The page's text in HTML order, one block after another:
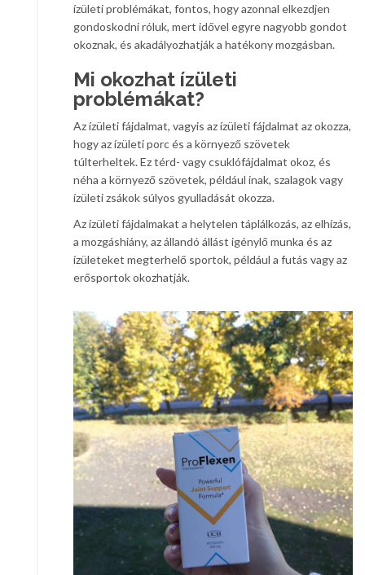
ízületi problémákat, fontos, hogy azonnal elkezdjen
gondoskodni róluk, mert idővel egyre nagyobb gondot
okoznak, és akadályozhatják a hatékony mozgásban.
Mi okozhat ízületi
problémákat?
Az ízületi fájdalmat, vagyis az ízületi fájdalmat az okozza,
hogy az ízületi porc és a környező szövetek
túlterheltek. Ez térd- vagy csuklófájdalmat okoz, és
néha a környező szövetek, például inak, szalagok vagy
ízületi zsákok súlyos gyulladását okozza.
Az ízületi fájdalmakat a helytelen táplálkozás, az elhízás,
a mozgáshiány, az állandó állást igénylő munka és az
ízületeket megterhelő sportok, például a futás vagy az
erősportok okozhatják.